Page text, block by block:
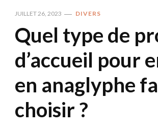
JUILLET 26, 2023 DIVERS
Quel type de
d’accueil pour
en anaglyphe
choisir ?